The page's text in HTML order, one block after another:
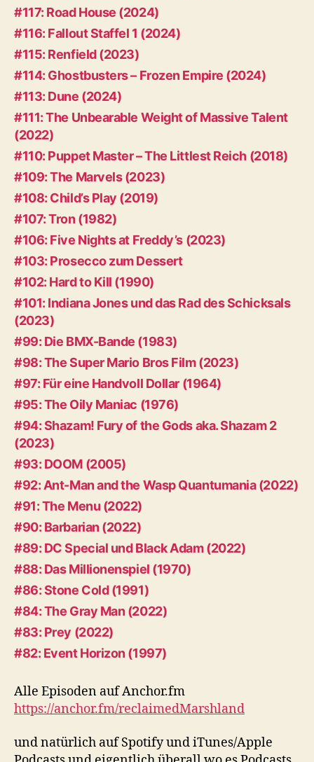
#117: Road House (2024)
#116: Fallout Staffel 1 (2024)
#115: Renfield (2023)
#114: Ghostbusters – Frozen Empire (2024)
#113: Dune (2024)
#111: The Unbearable Weight of Massive Talent
(2022)
#110: Puppet Master – The Littlest Reich (2018)
#109: The Marvels (2023)
#108: Child’s Play (2019)
#107: Tron (1982)
#106: Five Nights at Freddy’s (2023)
#103: Prosecco zum Dessert
#102: Hard to Kill (1990)
#101: Indiana Jones und das Rad des Schicksals
(2023)
#99: Die BMX-Bande (1983)
#98: The Super Mario Bros Film (2023)
#97: Für eine Handvoll Dollar (1964)
#95: The Oily Maniac (1976)
#94: Shazam! Fury of the Gods aka. Shazam 2
(2023)
#93: DOOM (2005)
#92: Ant-Man and the Wasp Quantumania (2022)
#91: The Menu (2022)
#90: Barbarian (2022)
#89: DC Special und Black Adam (2022)
#88: Das Millionenspiel (1970)
#86: Stone Cold (1991)
#84: The Gray Man (2022)
#83: Prey (2022)
#82: Event Horizon (1997)
Alle Episoden auf Anchor.fm
https://anchor.fm/reclaimedMarshland
und natürlich auf Spotify und iTunes/Apple